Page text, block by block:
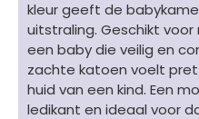
cm
-
kruizen
wit/oranjeroze
aantal
kleur geeft de
uitstraling. Geschikt
een baby die veilig en
zachte katoen voelt
huid van een kind. Een
ledikant en ideaal voor